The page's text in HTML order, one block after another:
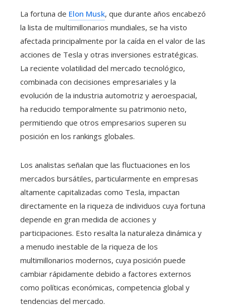
La fortuna de Elon Musk, que durante años encabezó
la lista de multimillonarios mundiales, se ha visto
afectada principalmente por la caída en el valor de las
acciones de Tesla y otras inversiones estratégicas.
La reciente volatilidad del mercado tecnológico,
combinada con decisiones empresariales y la
evolución de la industria automotriz y aeroespacial,
ha reducido temporalmente su patrimonio neto,
permitiendo que otros empresarios superen su
posición en los rankings globales.
Los analistas señalan que las fluctuaciones en los
mercados bursátiles, particularmente en empresas
altamente capitalizadas como Tesla, impactan
directamente en la riqueza de individuos cuya fortuna
depende en gran medida de acciones y
participaciones. Esto resalta la naturaleza dinámica y
a menudo inestable de la riqueza de los
multimillonarios modernos, cuya posición puede
cambiar rápidamente debido a factores externos
como políticas económicas, competencia global y
tendencias del mercado.